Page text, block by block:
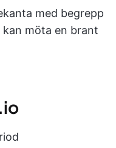
med begrepp
möta en brant